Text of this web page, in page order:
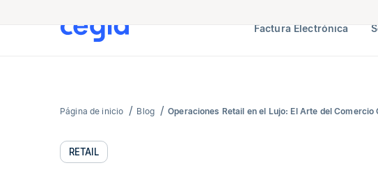
Factura Electrónica
Página de inicio Blog Operaciones Retail en el Lujo: El Arte del Comercio
RETAIL